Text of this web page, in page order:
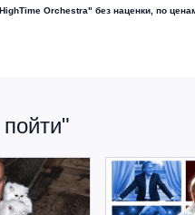
Orchestra" без наценки, по ценам